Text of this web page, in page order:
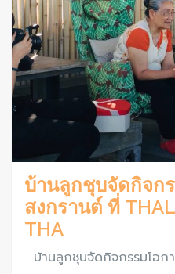
บ้านลูกชุบจัดกิจก
สงกรานต์ ที่
THA
บ้านลูกชุบจัดกิจกรรมโอ